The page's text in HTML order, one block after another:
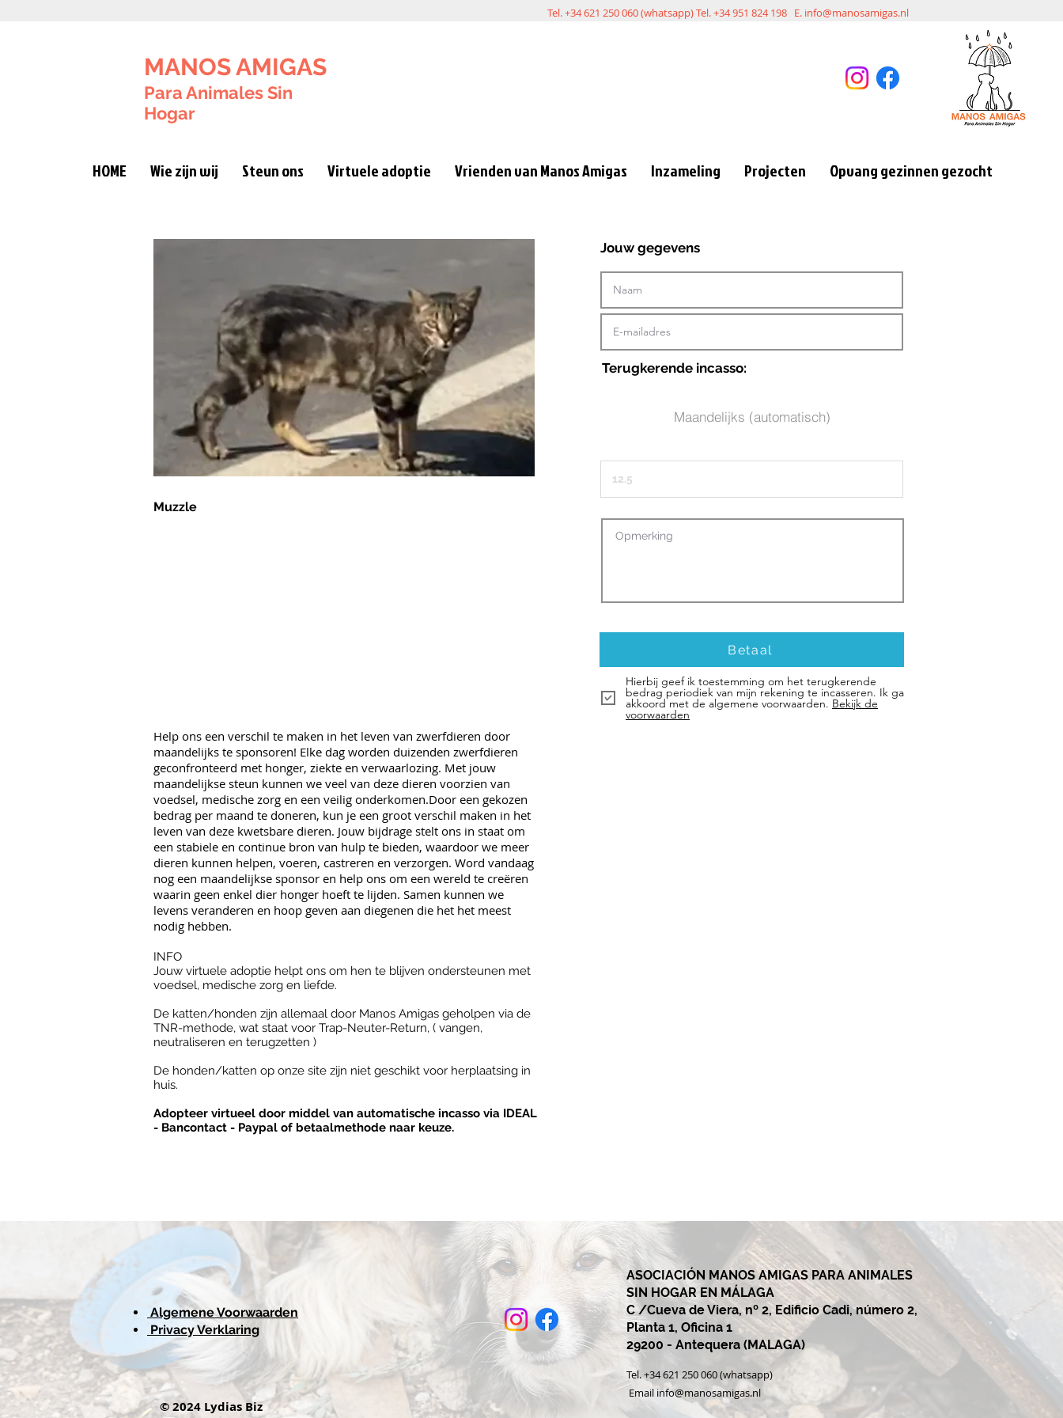
Tel. +34 621 250 060 (whatsapp) Tel. +34 951 824 198 E. info@manosamigas.nl
MANOS AMIGAS
Para Animales Sin
Hogar
HOME Wie zijn wij Steun ons Virtuele adoptie Vrienden van Manos Amigas Inzameling Projecten Opvang gezinnen gezocht
Muzzle
Jouw gegevens
Terugkerende incasso:
Maandelijks (automatisch)
Betaal
Hierbij geef ik toestemming om het terugkerende
bedrag periodiek van mijn rekening te incasseren. Ik ga
akkoord met de algemene voorwaarden. Bekijk de
voorwaarden
Help ons een verschil te maken in het leven van zwerfdieren door
maandelijks te sponsoren! ​​​Elke dag worden duizenden zwerfdieren
geconfronteerd met honger, ziekte en verwaarlozing. Met jouw
maandelijkse steun kunnen we veel van deze dieren voorzien van
voedsel, medische zorg en een veilig onderkomen.​Door een gekozen
bedrag per maand te doneren, kun je een groot verschil maken in het
leven van deze kwetsbare dieren. Jouw bijdrage stelt ons in staat om
een stabiele en continue bron van hulp te bieden, waardoor we meer
dieren kunnen helpen, voeren, castreren en verzorgen.​ Word vandaag
nog een maandelijkse sponsor en help ons om een wereld te creëren
waarin geen enkel dier honger hoeft te lijden. Samen kunnen we
levens veranderen en hoop geven aan diegenen die het het meest
nodig hebben.
INFO
Jouw virtuele adoptie helpt ons om hen te blijven ondersteunen met
voedsel, medische zorg en liefde.
De katten/honden zijn allemaal door Manos Amigas geholpen via de
TNR-methode, wat staat voor Trap-Neuter-Return, ( vangen,
neutraliseren en terugzetten )
De honden/katten op onze site zijn niet geschikt voor herplaatsing in
huis.
Adopteer virtueel door middel van automatische incasso via IDEAL
- Bancontact - Paypal of betaalmethode naar keuze.
Algemene Voorwaarden
Privacy Verklaring
© 2024 Lydias Biz
ASOCIACIÓN MANOS AMIGAS PARA ANIMALES
SIN HOGAR EN MÁLAGA
C /Cueva de Viera, nº 2, Edificio Cadi, número 2,
Planta 1, Oficina 1
29200 - Antequera (MALAGA)
Tel. +34 621 250 060 (whatsapp)
Emailinfo@manosamigas.nl